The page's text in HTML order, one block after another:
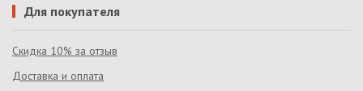
Для покупателя
Скидка 10% за отзыв
Доставка и оплата